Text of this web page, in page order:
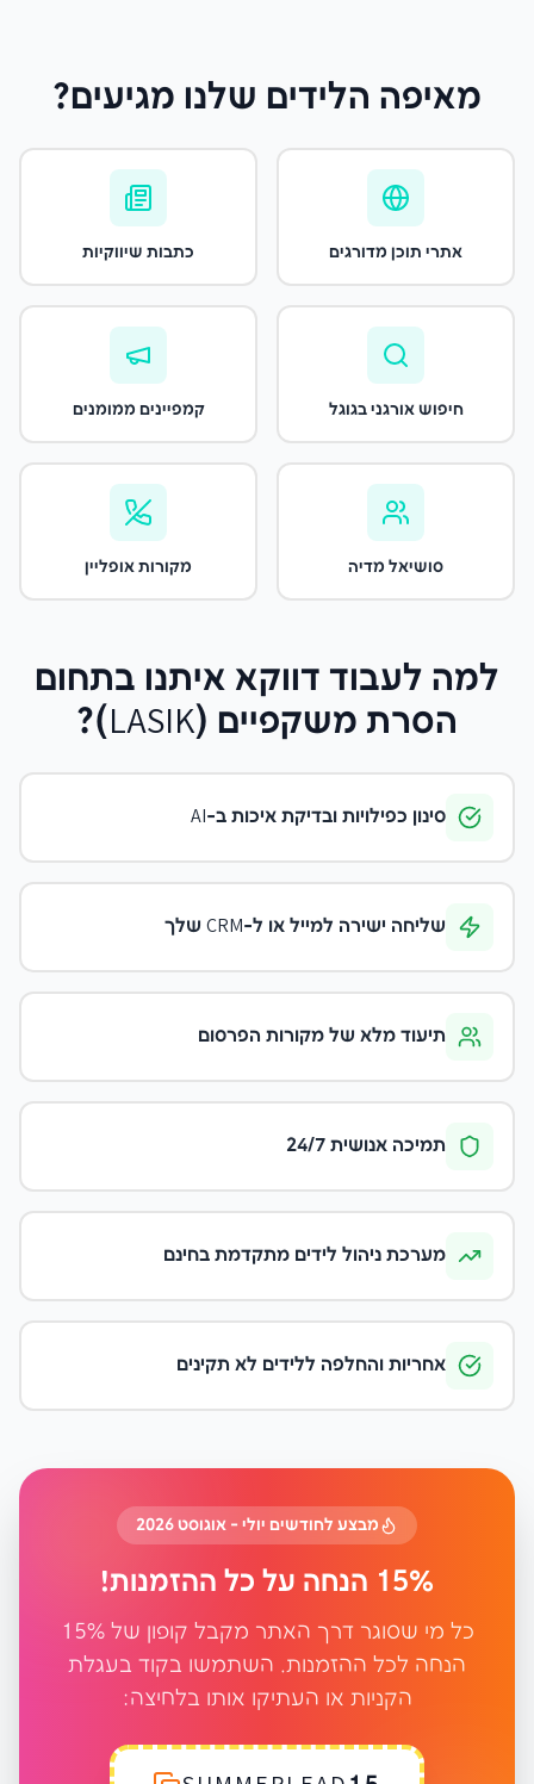
מאיפה הלידים שלנו מגיעים?
אתרי תוכן מדורגים כתבות שיווקיות
חיפוש אורגני בגוגל קמפיינים ממומנים
סושיאל מדיה מקורות אופליין
למה לעבוד דווקא איתנו בתחום
הסרת משקפיים (LASIK)
?
סינון כפילויות ובדיקת איכות ב-AI
שליחה ישירה למייל או ל-CRM שלך
תיעוד מלא של מקורות הפרסום
תמיכה אנושית 24/7
מערכת ניהול לידים מתקדמת בחינם
אחריות והחלפה ללידים לא תקינים
מבצע לחודשים יולי - אוגוסט 2026
15% הנחה על כל ההזמנות!
כל מי שסוגר דרך האתר מקבל קופון של 15%
הנחה לכל ההזמנות. השתמשו בקוד בעגלת
הקניות או העתיקו אותו בלחיצה: